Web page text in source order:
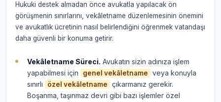
Hukuki destek almadan önce avukatla yapılacak ön
görüşmenin sınırlarını, vekâletname düzenlemesinin önemini
ve avukatlık ücretinin nasıl belirlendiğini öğrenmek vatandaşı
daha güvenli bir konuma getirir.
Vekâletname Süreci. Avukatın sizin adınıza işlem
yapabilmesi için
genel vekâletname
veya konuyla
sınırlı
özel vekâletname
çıkarmanız gerekir.
Boşanma, taşınmaz devri gibi bazı işlemler özel